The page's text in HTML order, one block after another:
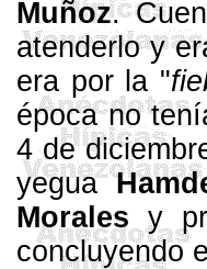
Muñoz.
atenderlo y
era por la "
época no
4 de
yegua
Morales y
concluyendo